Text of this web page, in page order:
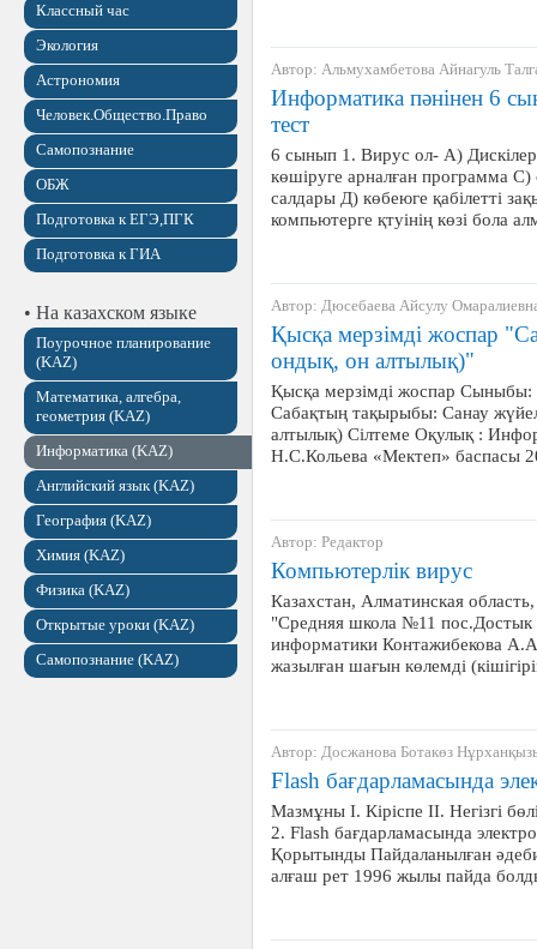
Классный час
Экология
Астрономия
Человек.Общество.Право
Самопознание
ОБЖ
Подготовка к ЕГЭ,ПГК
Подготовка к ГИА
• На казахском языке
Поурочное планирование
(KAZ)
Математика, алгебра,
геометрия (KAZ)
Информатика (KAZ)
Английский язык (KAZ)
География (KAZ)
Химия (KAZ)
Физика (KAZ)
Открытые уроки (KAZ)
Самопознание (KAZ)
Автор: Альмухамбетова Айнагуль
Информатика пәнінен 6
тест
6 сынып 1. Вирус ол- А)
көшіруге арналған программа С)
салдары Д) көбеюге қабілетті
компьютерге қтуінің көзі бола
Автор: Дюсебаева Айсулу
Қысқа мерзімді жоспар
ондық, он алтылық)"
Қысқа мерзімді жоспар
Сабақтың тақырыбы: Санау
алтылық) Сілтеме Оқулық :
Н.С.Кольева «Мектеп» баспасы
Автор: Редактор
Компьютерлік вирус
Казахстан, Алматинская
"Средняя школа №11
информатики Контажибекова
жазылған шағын көлемді
Автор: Досжанова Ботакөз
Flash бағдарламасында
Мазмұны І. Кіріспе ІІ. Негізгі
2. Flash бағдарламасында
Қорытынды Пайдаланылған
алғаш рет 1996 жылы пайда